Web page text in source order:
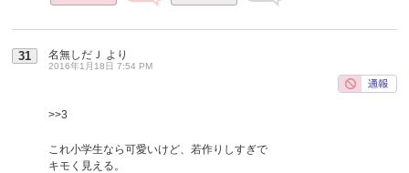
31 名無しだＪ より
2016年1月18日 7:54 PM
>>3
これ小学生なら可愛いけど、若作りしすぎで
キモく見える。